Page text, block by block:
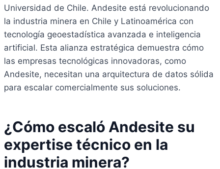
Universidad de Chile. Andesite está revolucionando
la industria minera en Chile y Latinoamérica con
tecnología geoestadística avanzada e inteligencia
artificial. Esta alianza estratégica demuestra cómo
las empresas tecnológicas innovadoras, como
Andesite, necesitan una arquitectura de datos sólida
para escalar comercialmente sus soluciones.
¿Cómo escaló Andesite su
expertise técnico en la
industria minera?